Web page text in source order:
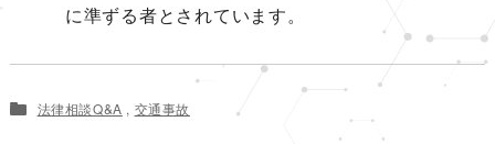
に準ずる者とされています。
法律相談Q&A , 交通事故